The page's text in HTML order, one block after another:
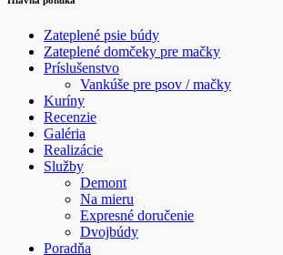
Zateplené psie búdy
Zateplené domčeky pre mačky
Príslušenstvo
Vankúše pre psov / mačky
Kuríny
Recenzie
Galéria
Realizácie
Služby
Demont
Na mieru
Expresné doručenie
Dvojbúdy
Poradňa